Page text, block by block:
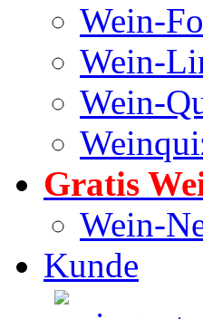
Wein-
Wein-
Wein-
Gratis
Wein-
Kunde